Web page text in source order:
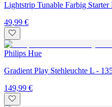
Lightstrip Tunable Farbig
49,99 €
Philips Hue
Gradient Play Stehleuchte L -
149,99 €